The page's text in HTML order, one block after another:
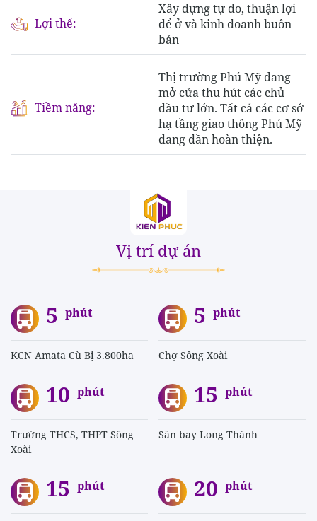
Lợi thế:
Xây dựng tự do, thuận lợi
để ở và kinh doanh buôn
bán
Tiềm năng:
Thị trường Phú Mỹ đang
mở cửa thu hút các chủ
đầu tư lớn. Tất cả các cơ sở
hạ tầng giao thông Phú Mỹ
đang dần hoàn thiện.
Vị trí dự án
5 phút
KCN Amata Cù Bị 3.800ha
5 phút
Chợ Sông Xoài
10 phút
Trường THCS, THPT Sông
Xoài
15 phút
Sân bay Long Thành
15 phút 20 phút